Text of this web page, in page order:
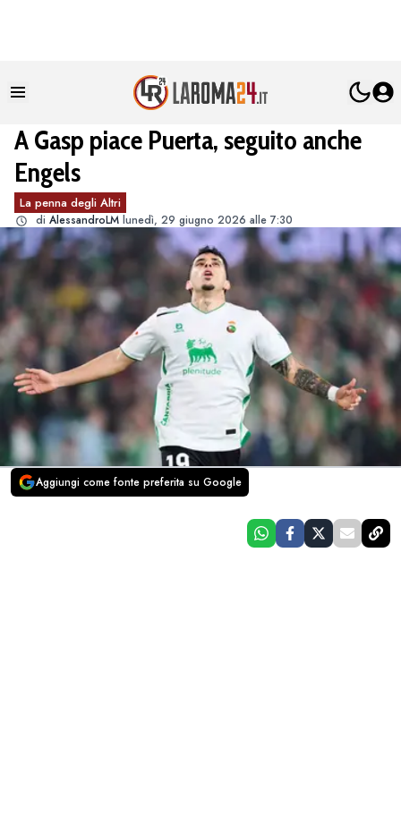
A Gasp piace Puerta, seguito anche
Engels
La penna degli Altri
di AlessandroLM lunedì, 29 giugno 2026 alle 7:30
Aggiungi come fonte preferita su Google